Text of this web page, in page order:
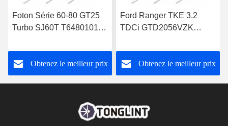
Foton Série 60-80 GT25
Turbo SJ60T T64801019
Turbocompresseur
Obtenez le meilleur prix
Ford Ranger TKE 3.2
TDCi GTD2056VZK
FB3Q6K682DB
Obtenez le meilleur prix